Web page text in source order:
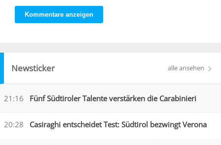
Kommentare anzeigen
Newsticker alle ansehen
21:16 Fünf Südtiroler Talente verstärken die Carabinieri
20:28 Casiraghi entscheidet Test: Südtirol bezwingt Verona